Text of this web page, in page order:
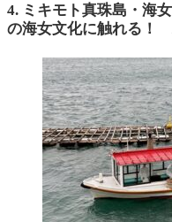
4. ミキモト真珠島・海
の海女文化に触れる ！